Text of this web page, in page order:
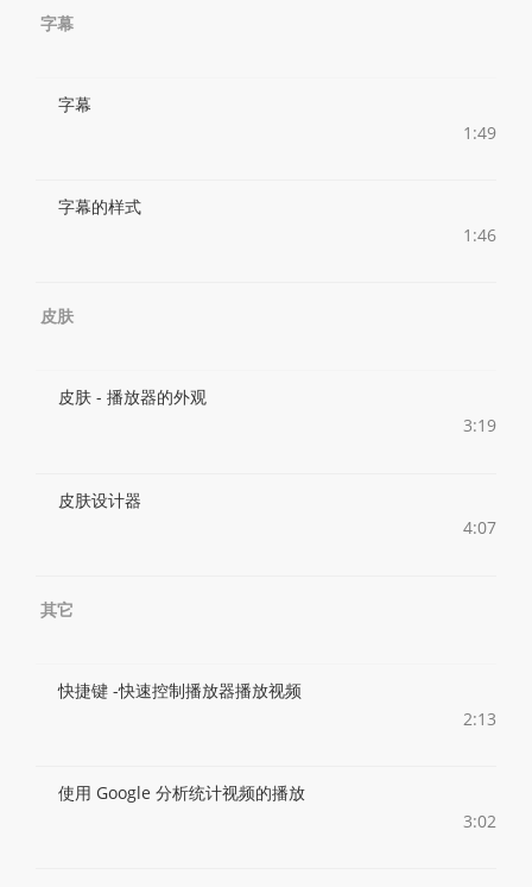
字幕
字幕
1:49
字幕的样式
1:46
皮肤
皮肤 - 播放器的外观
3:19
皮肤设计器
4:07
其它
快捷键 -快速控制播放器播放视频
2:13
使用 Google 分析统计视频的播放
3:02